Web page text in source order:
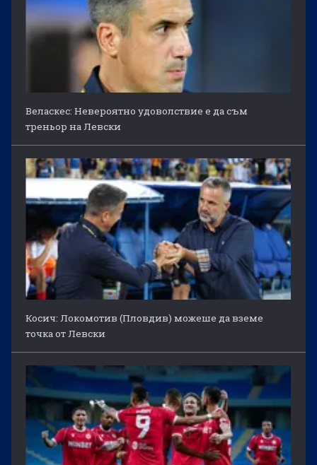
Веласкес: Невероятно удоволствие е да съм
треньор на Левски
Косич: Локомотив (Пловдив) можеше да вземе
точка от Левски